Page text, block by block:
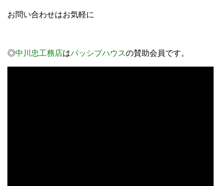
お問い合わせはお気軽に
◎中川忠工務店はパッシブハウスの賛助会員です。